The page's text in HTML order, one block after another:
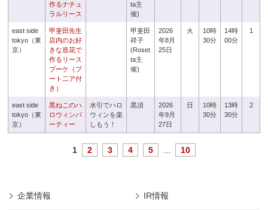
作るナチュ
ラルリース
ta主
催)
east side
tokyo（東
京）
甲斐田先生
店内のお好
きな造花で
作るリース
ブーケ（ブ
ート二ア付
き）
甲斐田
祥子
(Roset
ta主
催)
2026
年8月
25日
火
10時
30分
14時
00分
1
east side
tokyo（東
京）
黒ねこのハ
ロウィンパ
ーティー
水引でハロ
ウィンを楽
しもう！
黒須
2026
年9月
27日
日
10時
30分
13時
30分
2
1 2 3 4 5 10
企業情報 IR情報